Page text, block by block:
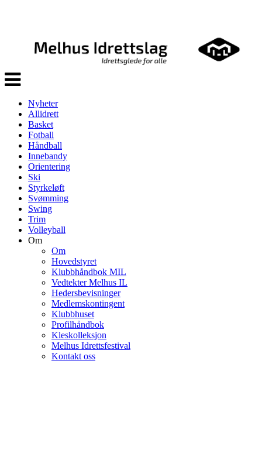
Veksle
navigasjon
Nyheter
Allidrett
Basket
Fotball
Håndball
Innebandy
Orientering
Ski
Styrkeløft
Svømming
Swing
Trim
Volleyball
Om
Om
Hovedstyret
Klubbhåndbok MIL
Vedtekter Melhus IL
Hedersbevisninger
Medlemskontingent
Klubbhuset
Profilhåndbok
Kleskolleksjon
Melhus Idrettsfestival
Kontakt oss